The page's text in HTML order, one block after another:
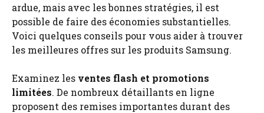
ardue, mais avec les bonnes stratégies, il est
possible de faire des économies substantielles.
Voici quelques conseils pour vous aider à trouver
les meilleures offres sur les produits Samsung.
Examinez les ventes flash et promotions
limitées. De nombreux détaillants en ligne
proposent des remises importantes durant des